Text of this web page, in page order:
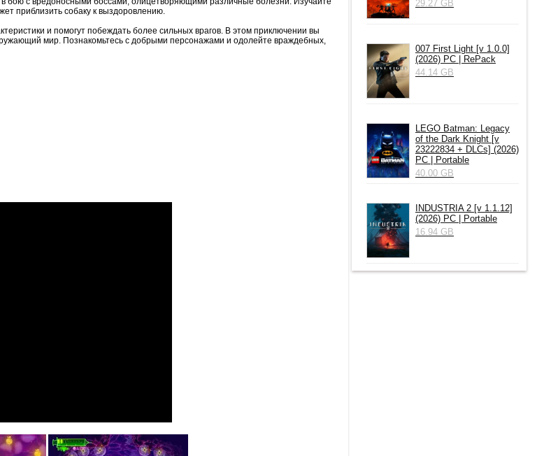
приблизить собаку к выздоровлению.
и помогут побеждать более сильных врагов. В этом приключении вы
мир. Познакомьтесь с добрыми персонажами и одолейте враждебных,
29.27 GB
007 First Light [v 1.0.0]
(2026) PC | RePack
44.14 GB
LEGO Batman: Legacy
of the Dark Knight [v
23222834 + DLCs] (2026)
PC | Portable
40.00 GB
INDUSTRIA 2 [v 1.1.12]
(2026) РС | Portable
16.94 GB